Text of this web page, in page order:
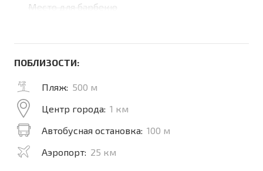
Место для барбекю
ПОБЛИЗОСТИ:
Пляж: 500 м
Центр города: 1 км
Автобусная остановка: 100 м
Аэропорт: 25 км